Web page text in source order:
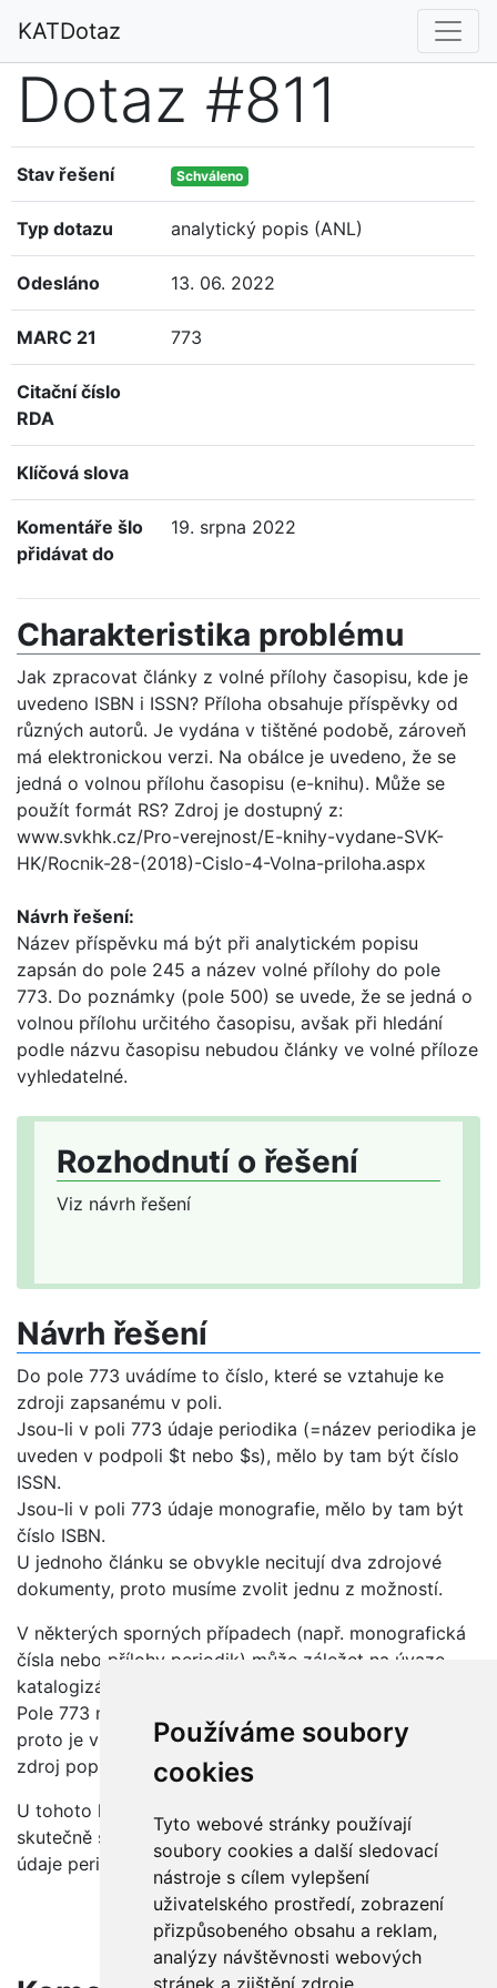
Používáme soubory
cookies
Tyto webové stránky používají
soubory cookies a další sledovací
nástroje s cílem vylepšení
uživatelského prostředí, zobrazení
přizpůsobeného obsahu a reklam,
analýzy návštěvnosti webových
stránek a zjištění zdroje
KATDotaz
Dotaz #811
Stav řešení Schváleno
Typ dotazu analytický popis (ANL)
Odesláno 13. 06. 2022
MARC 21 773
Citační číslo
RDA
Klíčová slova
Komentáře šlo
přidávat do
19. srpna 2022
Charakteristika problému
Jak zpracovat články z volné přílohy časopisu, kde je
uvedeno ISBN i ISSN? Příloha obsahuje příspěvky od
různých autorů. Je vydána v tištěné podobě, zároveň
má elektronickou verzi. Na obálce je uvedeno, že se
jedná o volnou přílohu časopisu (e-knihu). Může se
použít formát RS? Zdroj je dostupný z:
www.svkhk.cz/Pro-verejnost/E-knihy-vydane-SVK-
HK/Rocnik-28-(2018)-Cislo-4-Volna-priloha.aspx
Návrh řešení:
Název příspěvku má být při analytickém popisu
zapsán do pole 245 a název volné přílohy do pole
773. Do poznámky (pole 500) se uvede, že se jedná o
volnou přílohu určitého časopisu, avšak při hledání
podle názvu časopisu nebudou články ve volné příloze
vyhledatelné.
Rozhodnutí o řešení
Viz návrh řešení
Návrh řešení
Do pole 773 uvádíme to číslo, které se vztahuje ke
zdroji zapsanému v poli.
Jsou-li v poli 773 údaje periodika (=název periodika je
uveden v podpoli $t nebo $s), mělo by tam být číslo
ISSN.
Jsou-li v poli 773 údaje monografie, mělo by tam být
číslo ISBN.
U jednoho článku se obvykle necitují dva zdrojové
dokumenty, proto musíme zvolit jednu z možností.
V některých sporných případech (např. monografická
čísla nebo přílohy periodik) může záležet na úvaze
katalogizátora.
Pole 773 má mj. umožnit propojení s jiným záznamem;
proto je vhodné vzít v úvahu i to, jak je související
zdroj popsaný v databázi.
U tohoto konkrétního příkladu se zdá, že se jedná
skutečně spíše o monografii; je to jenom volná příloha,
údaje periodika nejsou uvedeny výrazně.